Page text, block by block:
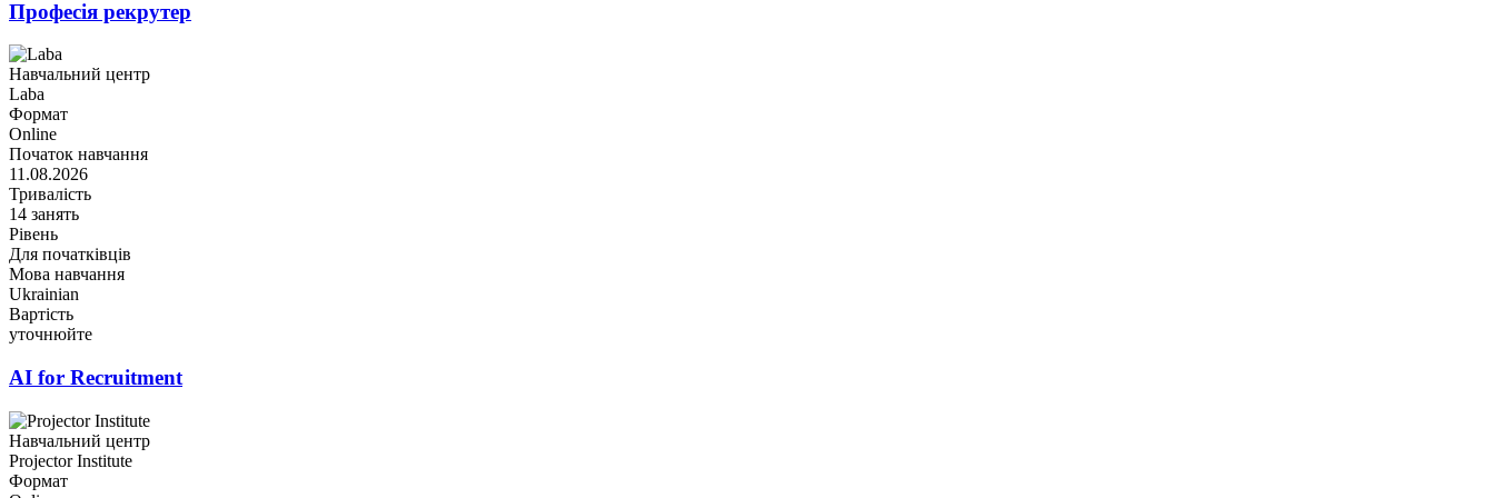
Професія рекрутер
Навчальний центр
Laba
Формат
Online
Початок навчання
11.08.2026
Тривалість
14 занять
Рівень
Для початківців
Мова навчання
Ukrainian
Вартість
уточнюйте
AI for Recruitment
Навчальний центр
Projector Institute
Формат